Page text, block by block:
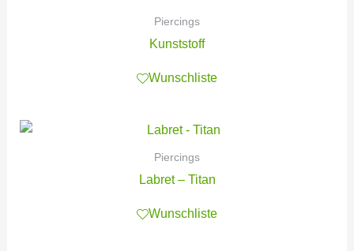
Piercings
Kunststoff
Wunschliste
Piercings
Labret – Titan
Wunschliste